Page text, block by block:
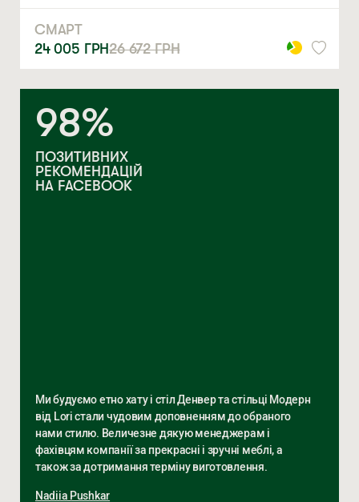
СМАРТ
24 005 ГРН26 672ГРН
98%
ПОЗИТИВНИХ
РЕКОМЕНДАЦІЙ
НА FACEBOOK
Ми будуємо етно хату і стіл Денвер та стільці Модерн
від Lori стали чудовим доповненням до обраного
нами стилю. Величезне дякую менеджерам і
фахівцям компанії за прекрасні і зручні меблі, а
також за дотримання терміну виготовлення.
Nadiia Pushkar